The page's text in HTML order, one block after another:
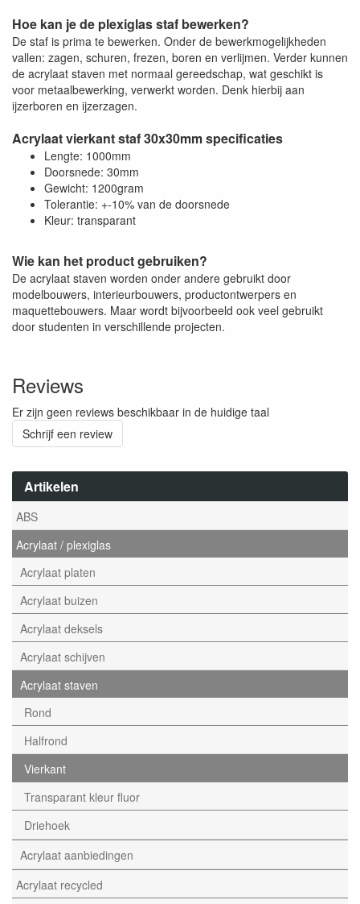
Artikelen
ABS
Acrylaat / plexiglas
Acrylaat platen
Acrylaat buizen
Acrylaat deksels
Acrylaat schijven
Acrylaat staven
Rond
Halfrond
Vierkant
Transparant kleur fluor
Driehoek
Acrylaat aanbiedingen
Acrylaat recycled
Hoe kan je de plexiglas staf bewerken?
De staf is prima te bewerken. Onder de bewerkmogelijkheden
vallen: zagen, schuren, frezen, boren en verlijmen. Verder kunnen
de acrylaat staven met normaal gereedschap, wat geschikt is
voor metaalbewerking, verwerkt worden. Denk hierbij aan
ijzerboren en ijzerzagen.
Acrylaat vierkant staf 30x30mm specificaties
Lengte: 1000mm
Doorsnede: 30mm
Gewicht: 1200gram
Tolerantie: +-10% van de doorsnede
Kleur: transparant
Wie kan het product gebruiken?
De acrylaat staven worden onder andere gebruikt door
modelbouwers, interieurbouwers, productontwerpers en
maquettebouwers. Maar wordt bijvoorbeeld ook veel gebruikt
door studenten in verschillende projecten.
Reviews
Er zijn geen reviews beschikbaar in de huidige taal
Schrijf een review